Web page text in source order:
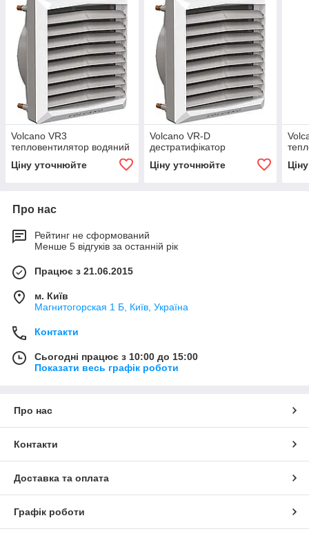
Volcano VR3
тепловентилятор водяний
Ціну уточнюйте
Volcano VR-D
дестратифікатор
Ціну уточнюйте
Про нас
Рейтинг не сформований
Менше 5 відгуків за останній рік
Працює з 21.06.2015
м. Київ
Магнитогорская 1 Б, Київ, Україна
Контакти
Сьогодні працює з 10:00 до 15:00
Показати весь графік роботи
Про нас
Контакти
Доставка та оплата
Графік роботи